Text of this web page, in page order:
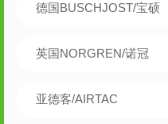
德国BUSCHJOST/宝硕
英国NORGREN/诺冠
亚德客/AIRTAC